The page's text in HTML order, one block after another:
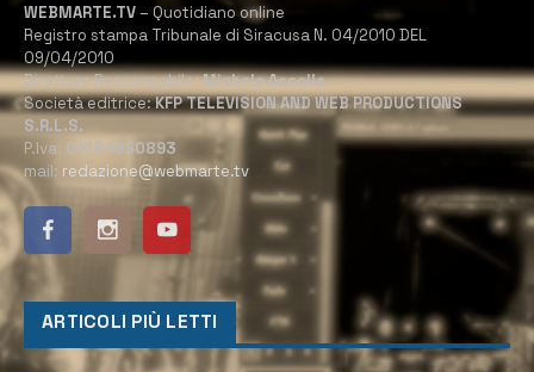
WEBMARTE.TV – Quotidiano online
Registro stampa Tribunale di Siracusa N. 04/2010 DEL
09/04/2010
Direttore Responsabile:Michele Accolla
Società editrice:KFP TELEVISION AND WEB PRODUCTIONS
S.R.L.S.
P.Iva: 02184950893
mail: redazione@webmarte.tv
ARTICOLI PIÙ LETTI